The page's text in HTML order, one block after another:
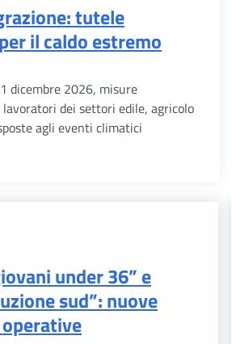
tutele
il caldo estremo
dicembre 2026, misure
dei settori edile, agricolo
agli eventi climatici
under 36” e
sud”: nuove